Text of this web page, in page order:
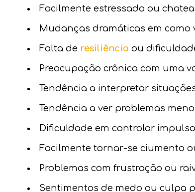
Facilmente estressado ou
Mudanças dramáticas em como
Falta de resiliência ou
Preocupação crônica com uma
Tendência a interpretar
Tendência a ver problemas
Dificuldade em controlar
Facilmente tornar-se ciumento
Problemas com frustração ou
Sentimentos de medo ou culpa